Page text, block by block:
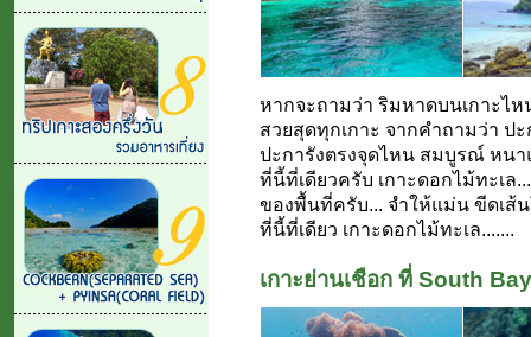
หากจะถามว่า ริมหาดบนเกาะไ
สวยสุดทุกเกาะ จากคำถามว่า ป
ปะการังตรงจุดไหน สมบูรณ์ หน
ที่นี้ที่เดียวครับ เกาะดอกไม้ทะเล
ของพื้นที่ครับ... จำให้แม่น ขีดเส้
ที่นี้ที่เดียว เกาะดอกไม้ทะเล.......
เกาะย่านเชือก ที่ South Bay